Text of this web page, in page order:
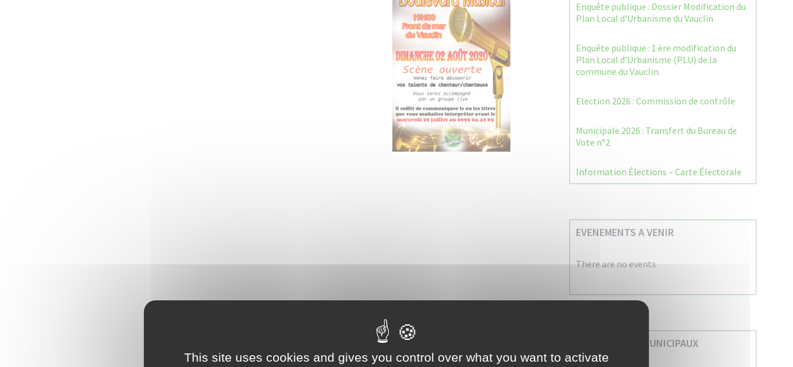
Enquête publique : Dossier Modification du
Plan Local d’Urbanisme du Vauclin
Enquête publique : 1 ère modification du
Plan Local d’Urbanisme (PLU) de la
commune du Vauclin.
Election 2026 : Commission de contrôle
Municipale 2026 : Transfert du Bureau de
Vote n°2
Information Élections – Carte Électorale
EVENEMENTS A VENIR
There are no events
VOS SERVICES MUNICIPAUX
This site uses cookies and gives you control over what you want to activate